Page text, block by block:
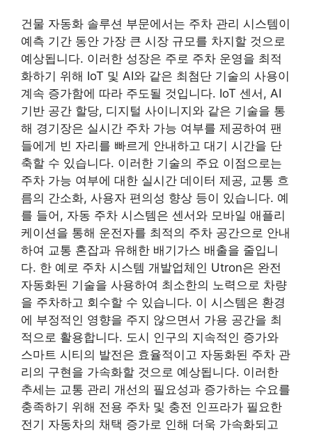
건물 자동화 솔루션 부문에서는 주차 관리 시스템이
예측 기간 동안 가장 큰 시장 규모를 차지할 것으로
예상됩니다. 이러한 성장은 주로 주차 운영을 최적
화하기 위해 IoT 및 AI와 같은 최첨단 기술의 사용이
계속 증가함에 따라 주도될 것입니다. IoT 센서, AI
기반 공간 할당, 디지털 사이니지와 같은 기술을 통
해 경기장은 실시간 주차 가능 여부를 제공하여 팬
들에게 빈 자리를 빠르게 안내하고 대기 시간을 단
축할 수 있습니다. 이러한 기술의 주요 이점으로는
주차 가능 여부에 대한 실시간 데이터 제공, 교통 흐
름의 간소화, 사용자 편의성 향상 등이 있습니다. 예
를 들어, 자동 주차 시스템은 센서와 모바일 애플리
케이션을 통해 운전자를 최적의 주차 공간으로 안내
하여 교통 혼잡과 유해한 배기가스 배출을 줄입니
다. 한 예로 주차 시스템 개발업체인 Utron은 완전
자동화된 기술을 사용하여 최소한의 노력으로 차량
을 주차하고 회수할 수 있습니다. 이 시스템은 환경
에 부정적인 영향을 주지 않으면서 가용 공간을 최
적으로 활용합니다. 도시 인구의 지속적인 증가와
스마트 시티의 발전은 효율적이고 자동화된 주차 관
리의 구현을 가속화할 것으로 예상됩니다. 이러한
추세는 교통 관리 개선의 필요성과 증가하는 수요를
충족하기 위해 전용 주차 및 충전 인프라가 필요한
전기 자동차의 채택 증가로 인해 더욱 가속화되고